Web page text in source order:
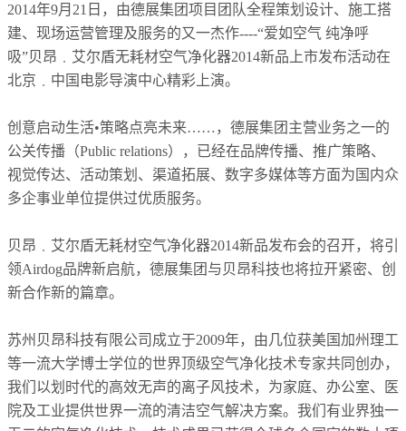
2014年9月 21 日，由德展集团项目团队全程策划设计、施工搭
建、现场运营管理及服务的又一杰作----“爱如空气 纯净呼
吸”贝昂﹒艾尔盾无耗材空气净化器2014新品上市发布活动在
北京﹒中国电影导演中心精彩上演。
创意启动生活•策略点亮未来……，德展集团主营业务之一的
公关传播（Public relations），已经在品牌传播、推广策略、
视觉传达、活动策划、渠道拓展、数字多媒体等方面为国内众
多企事业单位提供过优质服务。
贝昂﹒艾尔盾无耗材空气净化器2014新品发布会的召开，将引
领Airdog品牌新启航，德展集团与贝昂科技也将拉开紧密、创
新合作新的篇章。
苏州贝昂科技有限公司成立于2009年，由几位获美国加州理工
等一流大学博士学位的世界顶级空气净化技术专家共同创办，
我们以划时代的高效无声的离子风技术，为家庭、办公室、医
院及工业提供世界一流的清洁空气解决方案。我们有业界独一